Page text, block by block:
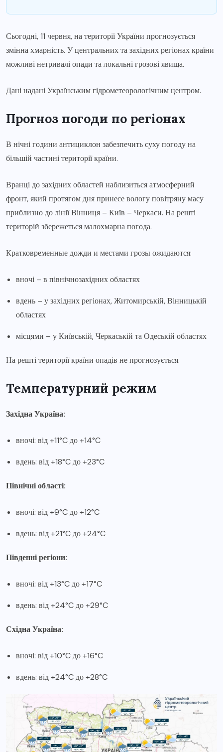
Сьогодні, 11 червня, на території України прогнозується
змінна хмарність. У центральних та західних регіонах країни
можливі нетривалі опади та локальні грозові явища.
Дані надані Українським гідрометеорологічним центром.
Прогноз погоди по регіонах
В нічні години антициклон забезпечить суху погоду на
більшій частині території країни.
Вранці до західних областей наблизиться атмосферний
фронт, який протягом дня принесе вологу повітряну масу
приблизно до лінії Вінниця – Київ – Черкаси. На решті
територій збережеться малохмарна погода.
Кратковременные дожди и местами грозы ожидаются:
вночі – в північнозахідних областях
вдень – у західних регіонах, Житомирській, Вінницькій
областях
місцями – у Київській, Черкаській та Одеській областях
На решті території країни опадів не прогнозується.
Температурний режим
Західна Україна:
вночі: від +11°C до +14°C
вдень: від +18°C до +23°C
Північні області:
вночі: від +9°C до +12°C
вдень: від +21°C до +24°C
Південні регіони:
вночі: від +13°C до +17°C
вдень: від +24°C до +29°C
Східна Україна:
вночі: від +10°C до +16°C
вдень: від +24°C до +28°C